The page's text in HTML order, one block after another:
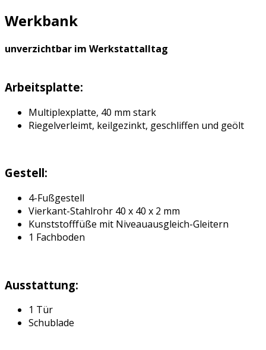
Werkbank
unverzichtbar im Werkstattalltag
Arbeitsplatte:
Multiplexplatte, 40 mm stark
Riegelverleimt, keilgezinkt, geschliffen und geölt
Gestell:
4-Fußgestell
Vierkant-Stahlrohr 40 x 40 x 2 mm
Kunststofffüße mit Niveauausgleich-Gleitern
1 Fachboden
Ausstattung:
1 Tür
Schublade